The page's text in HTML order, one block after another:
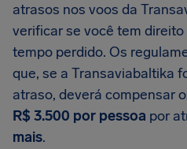
atrasos nos voos da
verificar se você tem
tempo perdido. Os
que, se a Transaviabaltika
atraso, deverá compensar
R$ 3.500 por pessoa por
mais.